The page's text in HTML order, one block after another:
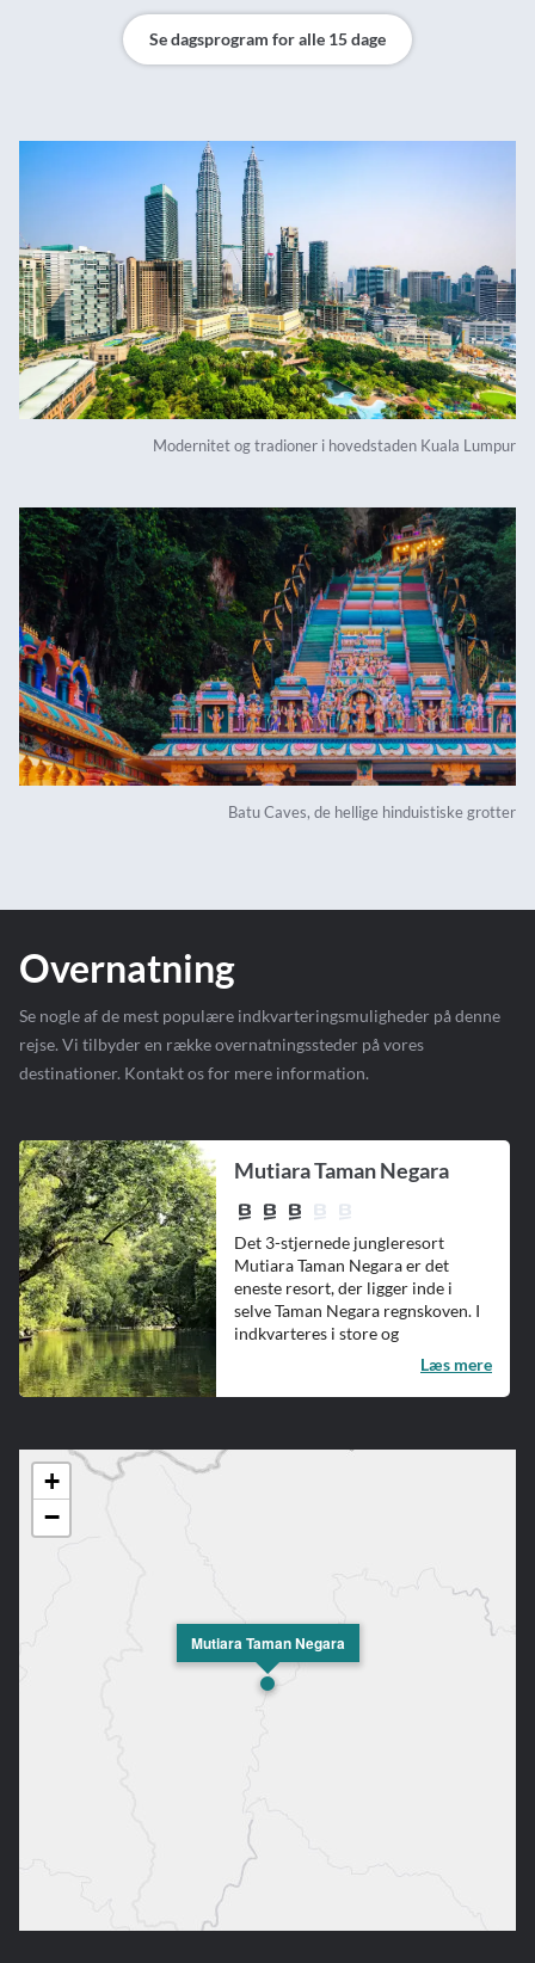
Se dagsprogram for alle 15 dage
Modernitet og tradioner i hovedstaden Kuala Lumpur
Batu Caves, de hellige hinduistiske grotter
Overnatning
Se nogle af de mest populære indkvarteringsmuligheder på denne
rejse. Vi tilbyder en række overnatningssteder på vores
destinationer. Kontakt os for mere information.
Mutiara Taman Negara
Det 3-stjernede jungleresort
Mutiara Taman Negara er det
eneste resort, der ligger inde i
selve Taman Negara regnskoven. I
indkvarteres i store og
Læs mere
Mutiara Taman Negara
+
−